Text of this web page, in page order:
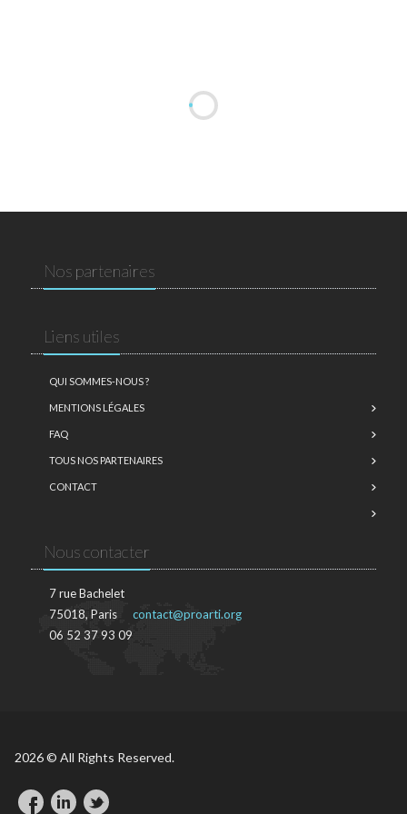
Nos partenaires
Liens utiles
QUI SOMMES-NOUS ?
MENTIONS LÉGALES
FAQ
TOUS NOS PARTENAIRES
CONTACT
Nous contacter
7 rue Bachelet
75018, Paris
06 52 37 93 09
contact@proarti.org
2026 © All Rights Reserved.